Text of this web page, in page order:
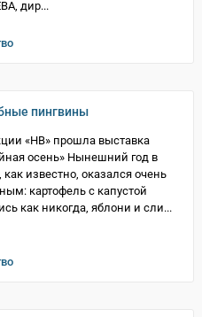
дир...
пингвины
«НВ» прошла выставка
осень» Нынешний год в
как известно, оказался очень
картофель с капустой
как никогда, яблони и сли...